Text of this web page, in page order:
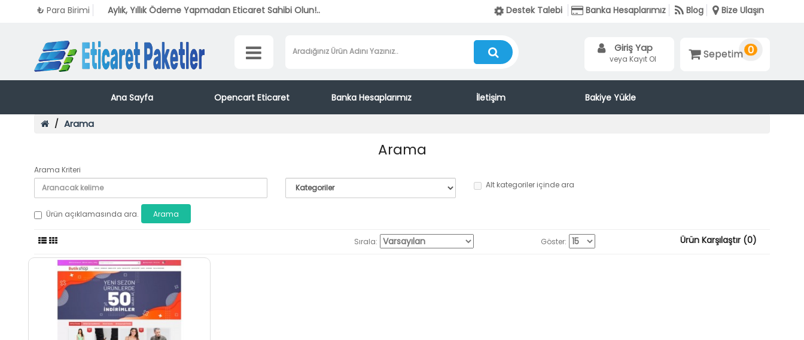
₺ Para Birimi Aylık, Yıllık Ödeme Yapmadan Eticaret Sahibi Olun!.. Destek Talebi Banka Hesaplarımız Blog Bize Ulaşın
Giriş Yap
veya Kayıt Ol Sepetim 0
Ana Sayfa Opencart Eticaret Banka Hesaplarımız İletişim Bakiye Yükle
Arama
Arama
Arama Kriteri
Alt kategoriler içinde ara
Ürün açıklamasında ara.
Sırala: Göster: Ürün Karşılaştır (0)